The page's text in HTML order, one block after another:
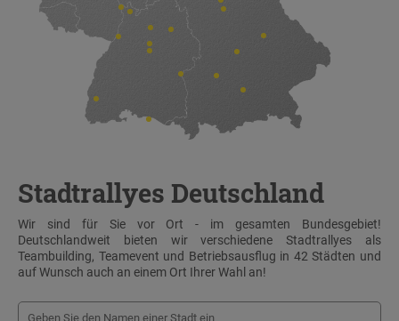
Stadtrallyes Deutschland
Wir sind für Sie vor Ort - im gesamten Bundesgebiet!
Deutschlandweit bieten wir verschiedene Stadtrallyes als
Teambuilding, Teamevent und Betriebsausflug in 42 Städten und
auf Wunsch auch an einem Ort Ihrer Wahl an!